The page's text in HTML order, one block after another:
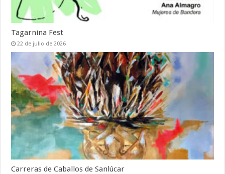
Tagarnina Fest
22 de julio de 2026
Carreras de Caballos de Sanlúcar